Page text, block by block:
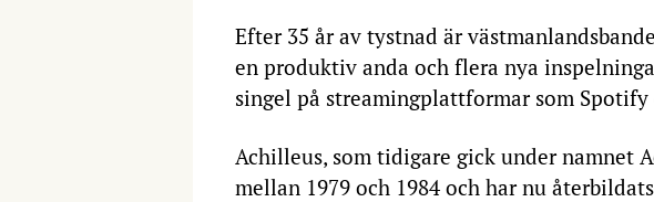
Efter 35 år av tystnad är
en produktiv anda och flera nya
singel på streamingplattformar som Spotify
Achilleus, som tidigare gick under namnet
mellan 1979 och 1984 och har nu